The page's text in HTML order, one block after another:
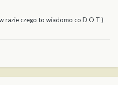
razie czego to wiadomo co D O T )